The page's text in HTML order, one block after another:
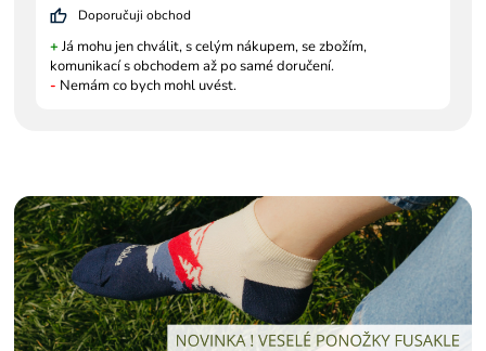
Doporučuji obchod
+ Já mohu jen chválit, s celým nákupem, se zbožím,
komunikací s obchodem až po samé doručení.
- Nemám co bych mohl uvést.